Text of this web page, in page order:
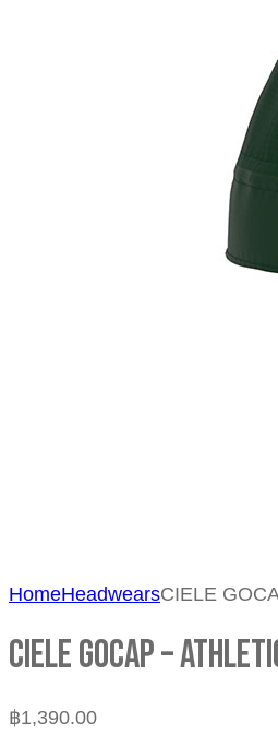
HomeHeadwearsCIELE
CIELE GOCAP –
฿1,390.00